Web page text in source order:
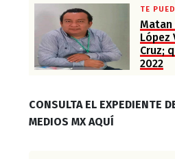
TE
Matan
López
Cruz;
2022
CONSULTA EL EXPEDIENTE
MEDIOS MX AQUÍ